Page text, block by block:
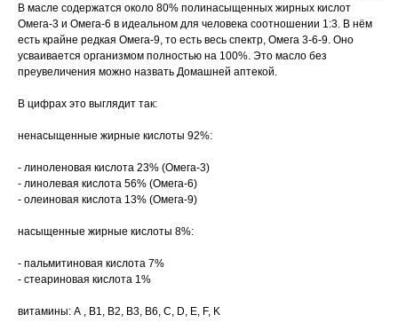
В масле содержатся около 80% полинасыщенных жирных кислот
Омега-3 и Омега-6 в идеальном для человека соотношении 1:3. В нём
есть крайне редкая Омега-9, то есть весь спектр, Омега 3-6-9. Оно
усваивается организмом полностью на 100%. Это масло без
преувеличения можно назвать Домашней аптекой.
В цифрах это выглядит так:
ненасыщенные жирные кислоты 92%:
- линоленовая кислота 23% (Омега-3)
- линолевая кислота 56% (Омега-6)
- олеиновая кислота 13% (Омега-9)
насыщенные жирные кислоты 8%:
- пальмитиновая кислота 7%
- стеариновая кислота 1%
витамины: А , B1, B2, B3, B6, C, D, E, F, K